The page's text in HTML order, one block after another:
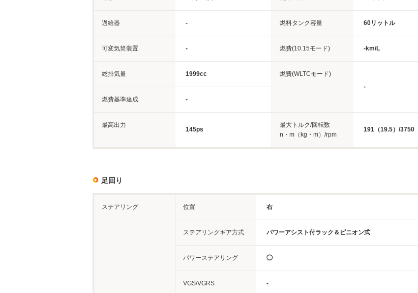
過給器 - 燃料タンク容量 60リットル
可変気筒装置 - 燃費(10.15モード) -km/L
総排気量 1999cc
燃費(WLTCモード)
-
燃費基準達成
-
最高出力
145ps
最大トルク/回転数
n・m（kg・m）/rpm
191（19.5）/3750
足回り
ステアリング 位置 右
ステアリングギア方式 パワーアシスト付ラック＆ピニオン式
パワーステアリング ◯
VGS/VGRS -